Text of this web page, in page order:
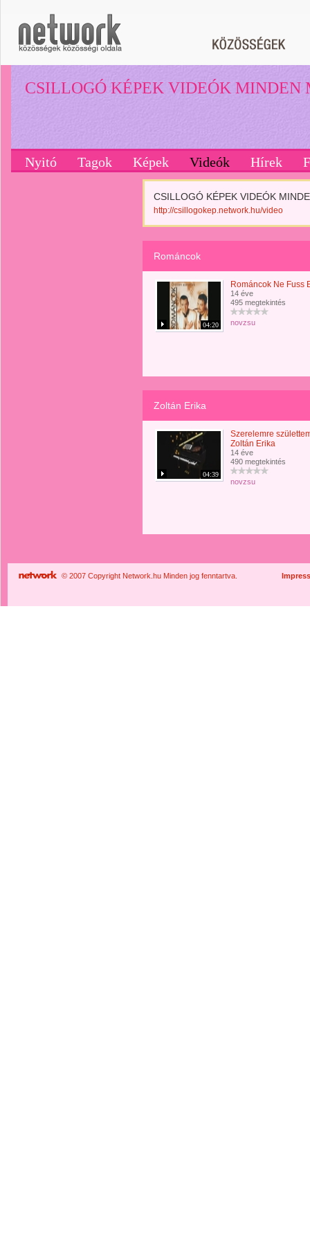
CSILLOGÓ KÉPEK VIDEÓK MINDEN
Nyitó Tagok Képek Videók Hírek
CSILLOGÓ KÉPEK VIDEÓK
http://csillogokep.network.hu/video
Románcok
04:20
Románcok Ne Fuss
14 éve
495 megtekintés
novzsu
Zoltán Erika
04:39
Szerelemre
Zoltán Erika
14 éve
490 megtekintés
novzsu
© 2007 Copyright Network.hu Minden jog fenntartva.